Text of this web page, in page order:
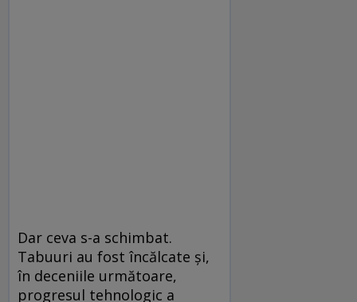
Dar ceva s-a schimbat.
Tabuuri au fost încălcate și,
în deceniile următoare,
progresul tehnologic a